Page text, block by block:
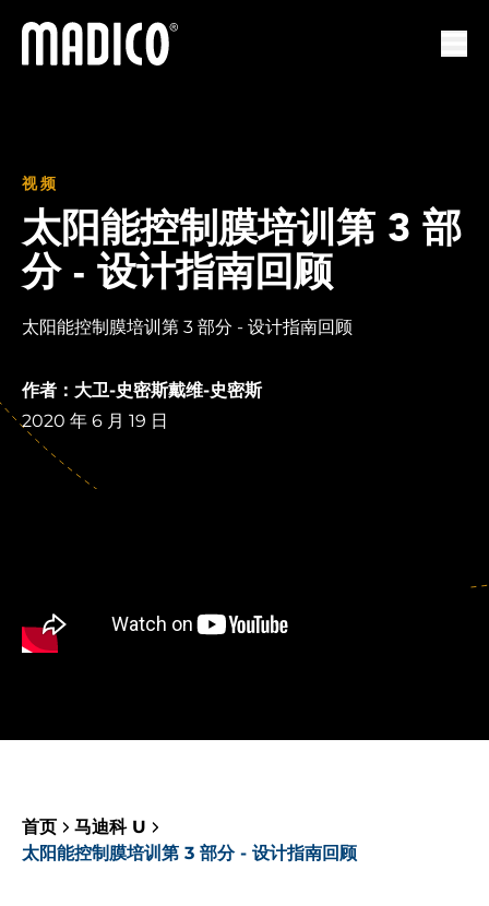
马迪科
视频
太阳能控制膜培训第 3 部
分 - 设计指南回顾
太阳能控制膜培训第 3 部分 - 设计指南回顾
作者：大卫-史密斯戴维-史密斯
2020 年 6 月 19 日
首页
马迪科 U
太阳能控制膜培训第 3 部分 - 设计指南回顾